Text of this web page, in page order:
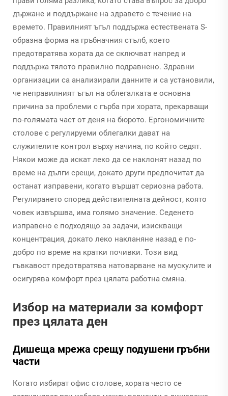
държане и поддържане на здравето с течение на
времето. Правилният ъгъл поддържа естествената S-
образна форма на гръбначния стълб, което
предотвратява хората да се сключват напред и
поддържа тялото правилно подравнено. Здравни
организации са анализирали данните и са установили,
че неправилният ъгъл на облегалката е основна
причина за проблеми с гърба при хората, прекарващи
по-голямата част от деня на бюрото. Ергономичните
столове с регулируеми облегалки дават на
служителите контрол върху начина, по който седят.
Някои може да искат леко да се наклонят назад по
време на дълги срещи, докато други предпочитат да
останат изправени, когато вършат сериозна работа.
Регулирането според действителната дейност, която
човек извършва, има голямо значение. Седенето
изправено е подходящо за задачи, изискващи
концентрация, докато леко накланяне назад е по-
добро по време на кратки почивки. Този вид
гъвкавост предотвратява натоварване на мускулите и
осигурява комфорт през цялата работна смяна.
Избор на материали за комфорт
през цялата ден
Дишеща мрежа срещу подушени гръбни
части
Когато избират офис столове, хората често се